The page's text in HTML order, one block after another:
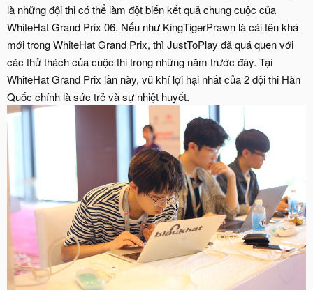
là những đội thi có thể làm đột biến kết quả chung cuộc của
WhiteHat Grand Prix 06. Nếu như KingTigerPrawn là cái tên khá
mới trong WhiteHat Grand Prix, thì JustToPlay đã quá quen với
các thử thách của cuộc thi trong những năm trước đây. Tại
WhiteHat Grand Prix lần này, vũ khí lợi hại nhất của 2 đội thi Hàn
Quốc chính là sức trẻ và sự nhiệt huyết.​